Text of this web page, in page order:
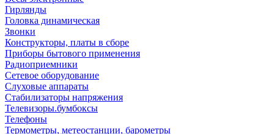
Гирлянды
Головка динамическая
Звонки
Конструкторы, платы в сборе
Приборы бытового применения
Радиоприемники
Сетевое оборудование
Слуховые аппараты
Стабилизаторы напряжения
Телевизоры.бумбоксы
Телефоны
Термометры, метеостанции, барометры